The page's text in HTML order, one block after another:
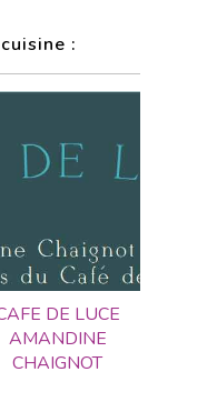
:
DE LUCE
AMANDINE
CHAIGNOT